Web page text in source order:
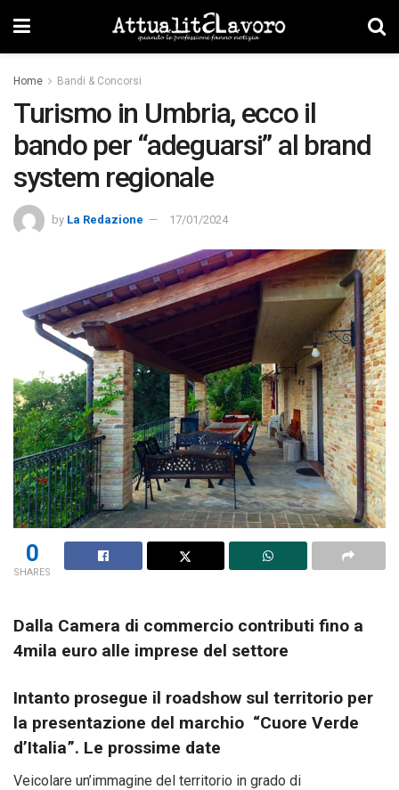
Home Bandi & Concorsi
Turismo in Umbria, ecco il
bando per “adeguarsi” al brand
system regionale
by La Redazione 17/01/2024
0
SHARES
Dalla Camera di commercio contributi fino a
4mila euro alle imprese del settore
Intanto prosegue il roadshow sul territorio per
la presentazione del marchio “Cuore Verde
d’Italia”. Le prossime date
Veicolare un’immagine del territorio in grado di